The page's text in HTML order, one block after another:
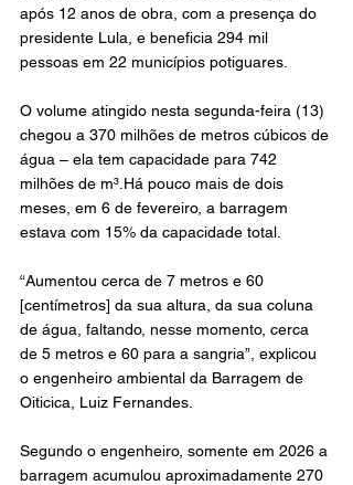
após 12 anos de obra, com a presença do
presidente Lula, e beneficia 294 mil
pessoas em 22 municípios potiguares.
O volume atingido nesta segunda-feira (13)
chegou a 370 milhões de metros cúbicos de
água – ela tem capacidade para 742
milhões de m³.Há pouco mais de dois
meses, em 6 de fevereiro, a barragem
estava com 15% da capacidade total.
“Aumentou cerca de 7 metros e 60
[centímetros] da sua altura, da sua coluna
de água, faltando, nesse momento, cerca
de 5 metros e 60 para a sangria”, explicou
o engenheiro ambiental da Barragem de
Oiticica, Luiz Fernandes.
Segundo o engenheiro, somente em 2026 a
barragem acumulou aproximadamente 270